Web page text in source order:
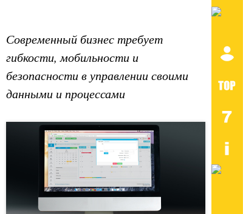
Современный бизнес требует
гибкости, мобильности и
безопасности в управлении своими
данными и процессами